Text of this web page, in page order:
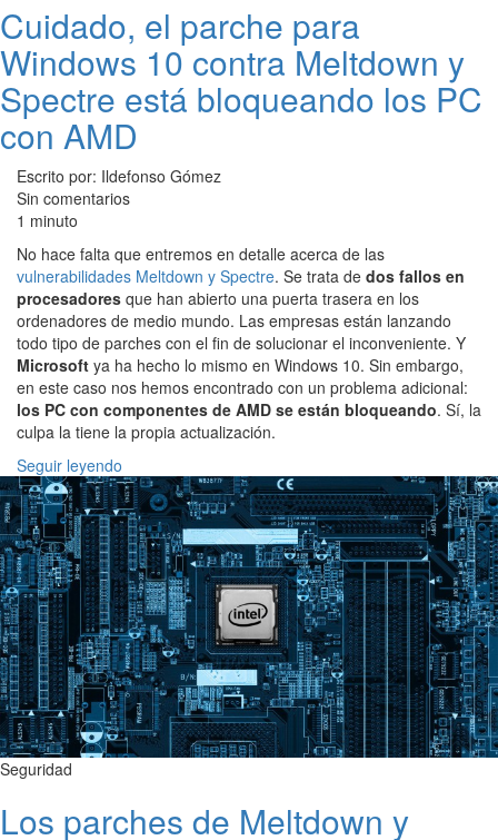
Cuidado, el parche para
Windows 10 contra Meltdown y
Spectre está bloqueando los PC
con AMD
Escrito por: Ildefonso Gómez
Sin comentarios
1 minuto
No hace falta que entremos en detalle acerca de las
vulnerabilidades Meltdown y Spectre. Se trata de dos fallos en
procesadores que han abierto una puerta trasera en los
ordenadores de medio mundo. Las empresas están lanzando
todo tipo de parches con el fin de solucionar el inconveniente. Y
Microsoft ya ha hecho lo mismo en Windows 10. Sin embargo,
en este caso nos hemos encontrado con un problema adicional:
los PC con componentes de AMD se están bloqueando. Sí, la
culpa la tiene la propia actualización.
Seguir leyendo
Seguridad
Los parches de Meltdown y